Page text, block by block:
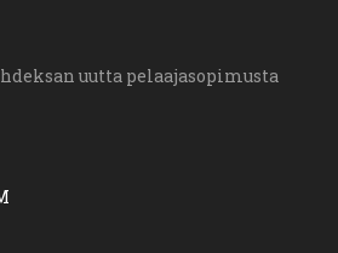
uutta pelaajasopimusta